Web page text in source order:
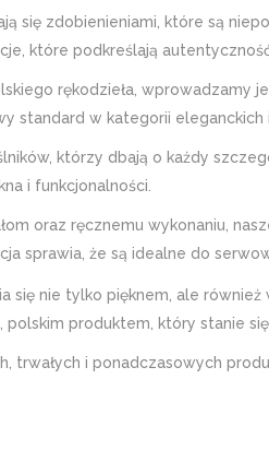
się zdobienieniami, które są
które podkreślają
rękodzieła, wprowadzamy
standard w kategorii
którzy dbają o każdy
i funkcjonalności.
oraz ręcznemu wykonaniu,
sprawia, że są idealne do
się nie tylko pięknem, ale
produktem, który stanie
trwałych i ponadczasowych